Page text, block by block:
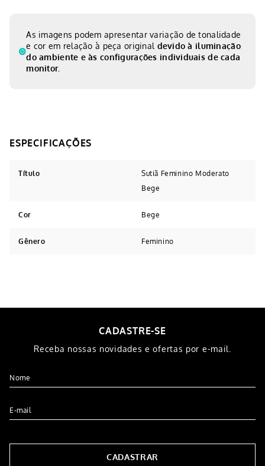
As imagens podem apresentar variação de tonalidade
e cor em relação à peça original devido à iluminação
do ambiente e às configurações individuais de cada
monitor.
Título
Sutiã Feminino Moderato
Bege
Cor Bege
Gênero Feminino